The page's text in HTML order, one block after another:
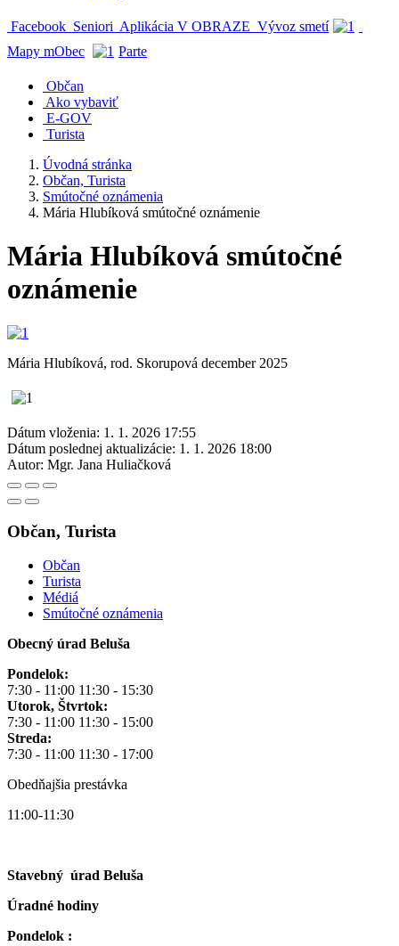
Facebook Seniori Aplikácia V OBRAZE Vývoz smetí
Mapy mObec
Parte
Občan
Ako vybaviť
E-GOV
Turista
Úvodná stránka
Občan, Turista
Smútočné oznámenia
Mária Hlubíková smútočné oznámenie
Mária Hlubíková smútočné
oznámenie
Mária Hlubíková, rod. Skorupová december 2025
Dátum vloženia: 1. 1. 2026 17:55
Dátum poslednej aktualizácie: 1. 1. 2026 18:00
Autor: Mgr. Jana Huliačková
Občan, Turista
Občan
Turista
Médiá
Smútočné oznámenia
Obecný úrad Beluša
Pondelok:
7:30 - 11:00 11:30 - 15:30
Utorok, Štvrtok:
7:30 - 11:00 11:30 - 15:00
Streda:
7:30 - 11:00 11:30 - 17:00
Obedňajšia prestávka
11:00-11:30
Stavebný úrad Beluša
Úradné hodiny
Pondelok :